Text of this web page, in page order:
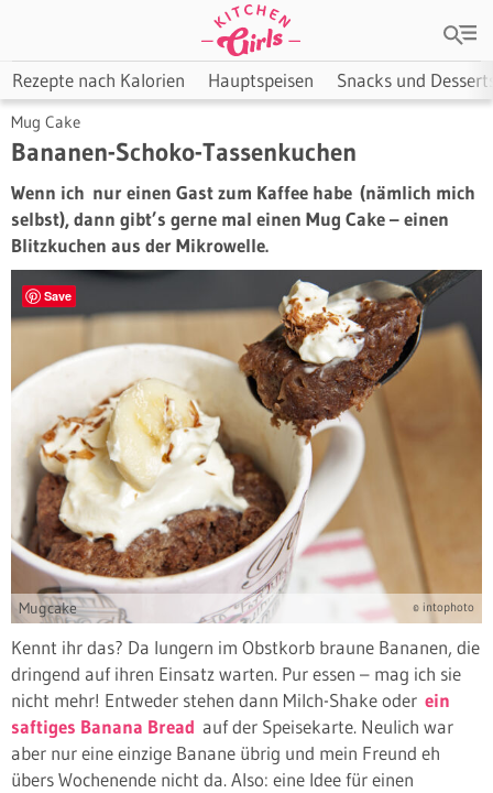
Rezepte nach Kalorien Hauptspeisen Snacks und
Mug Cake
Bananen-Schoko-Tassenkuchen
Wenn ich nur einen Gast zum Kaffee habe (nämlich mich
selbst), dann gibt’s gerne mal einen Mug Cake – einen
Blitzkuchen aus der Mikrowelle.
Save
Mugcake © intophoto
Kennt ihr das? Da lungern im Obstkorb braune Bananen, die
dringend auf ihren Einsatz warten. Pur essen – mag ich sie
nicht mehr! Entweder stehen dann Milch-Shake oder ein
saftiges Banana Bread auf der Speisekarte. Neulich war
aber nur eine einzige Banane übrig und mein Freund eh
übers Wochenende nicht da. Also: eine Idee für einen